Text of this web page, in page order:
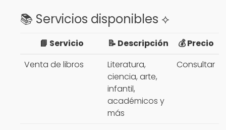
📚 Servicios disponibles ⟡
📘 Servicio 📝 Descripción
💰 Precio
Venta de libros
Literatura,
ciencia, arte,
infantil,
académicos y
más
Consultar